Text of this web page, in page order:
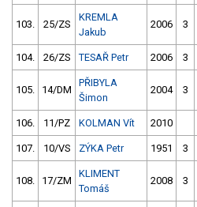
103. 25/ZS
KREMLA
Jakub
2006 3
104. 26/ZS TESAŘ Petr 2006 3
105. 14/DM
PŘIBYLA
Šimon
2004 3
106. 11/PZ KOLMAN Vít 2010
107. 10/VS ZÝKA Petr 1951 3
108. 17/ZM
KLIMENT
Tomáš
2008 3